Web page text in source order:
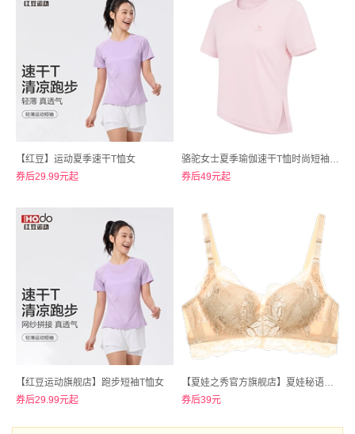
【红豆】运动夏季速干T恤女
券后29.99元起
骆驼女士夏季瑜伽速干T恤时尚短袖上衣
券后49元起
【红豆运动旗舰店】跑步短袖T恤女
券后29.99元起
【夏娃之秀官方旗舰店】夏娃秘语蕾丝性感聚拢侧收文胸女
券后39元